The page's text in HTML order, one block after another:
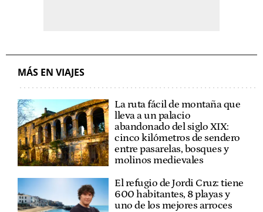
MÁS EN VIAJES
La ruta fácil de montaña que
lleva a un palacio
abandonado del siglo XIX:
cinco kilómetros de sendero
entre pasarelas, bosques y
molinos medievales
El refugio de Jordi Cruz: tiene
600 habitantes, 8 playas y
uno de los mejores arroces